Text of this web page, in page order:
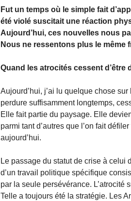
Fut un temps où le simple fait
été violé suscitait une réaction
Aujourd’hui, ces nouvelles nous
Nous ne ressentons plus le même
Quand les atrocités cessent
Aujourd’hui, j’ai lu quelque chose
perdure suffisamment longtemps,
Elle fait partie du paysage. Elle
parmi tant d’autres que l’on fait
aujourd’hui.
Le passage du statut de crise à celui
d’un travail politique spécifique
par la seule persévérance. L’atrocité
Telle a toujours été la stratégie. Les